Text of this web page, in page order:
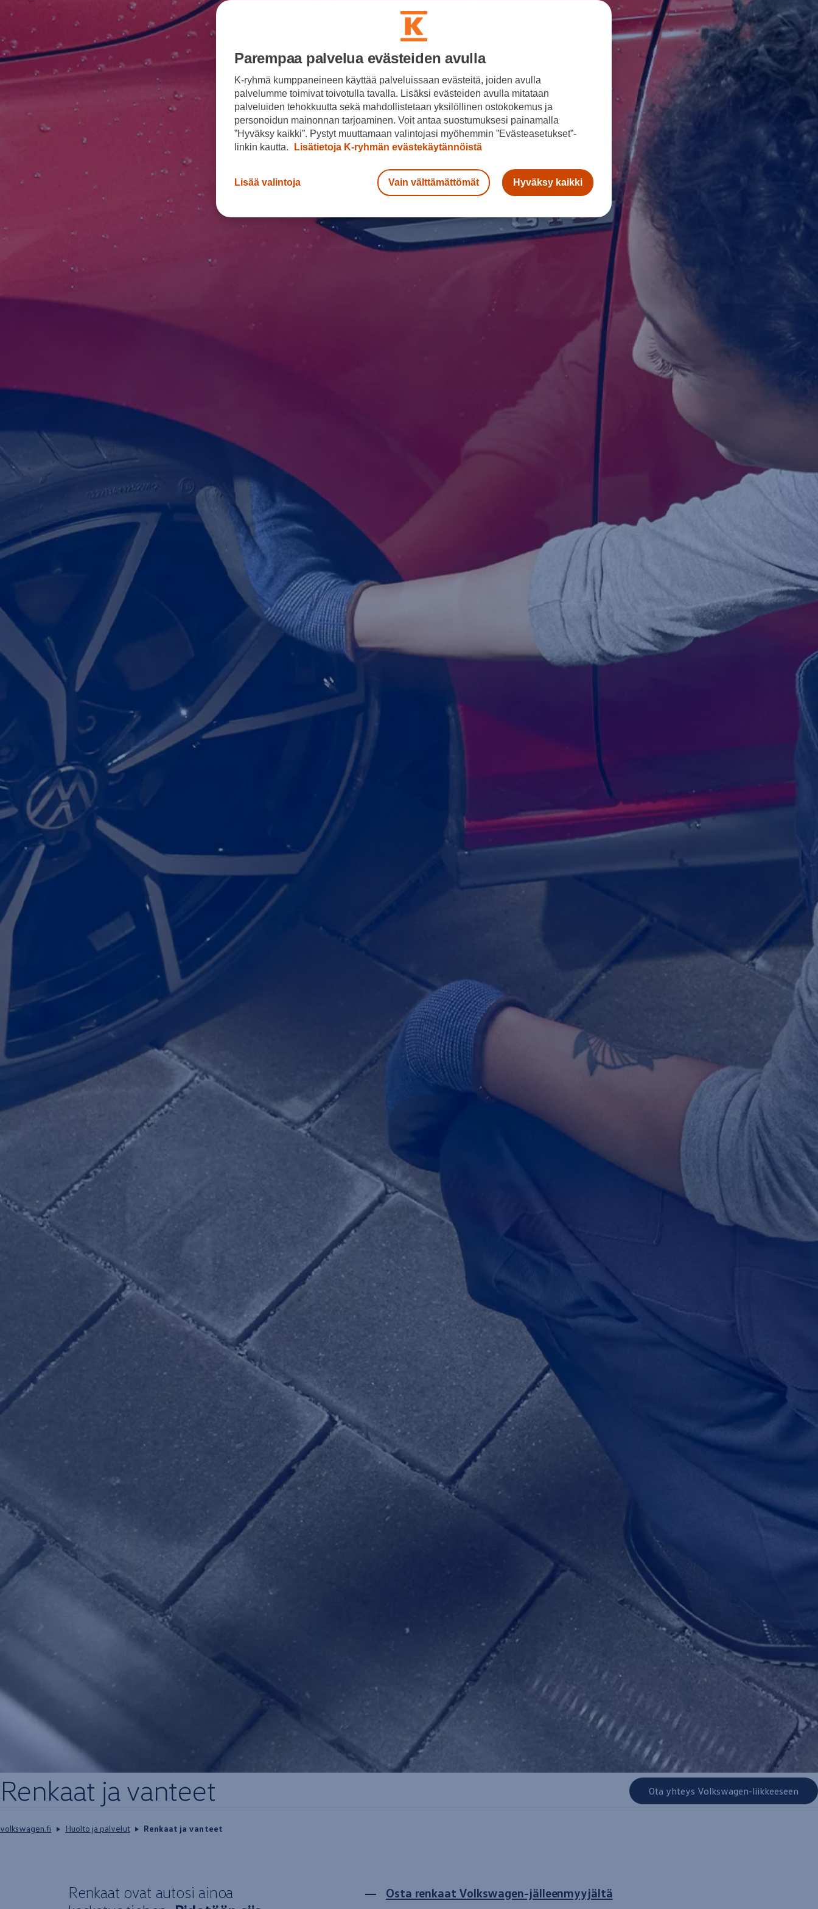
Sähköautot ja hybridit
Huolto ja palvelut
Varaa huolto verkossa
Volkswagen-huolto ja vauriokorjaus
Alkuperäisosat ja lisävarusteet
Huolenpitosopimus
Ohjelmistot ja päivitykset
Ajotietopalvelut Basic ja Fleet
Auton osien kierrätys
Digitaaliset lisäpalvelut
Löydä palveluita mallillesi
Matkapuhelimen ja ajoneuvon yhdistäminen
Päivitykset ohjelmistoihin, karttoihin ja radioon
Volkswagen-sovellukset, kirjautuminen ja kauppa
Käyttöohjekirjat ja käyttövinkit
Yhdistettävyys
myVolkswagen
Volkswagen-tietoa
Tilaa vaatimuksenmukaisuustodistus
Sponsorointi ja jalkapallo
Volkswagen-tarinat
WLTP-kulutusmittaus
Renkaat ja vanteet Ota yhteys Volkswagen-liikkeeseen
volkswagen.fi Huolto ja palvelut Renkaat ja vanteet
Renkaat ovat autosi ainoa
Osta renkaat Volkswagen-jälleenmyyjältä
Parempaa palvelua evästeiden avulla
K-ryhmä kumppaneineen käyttää palveluissaan evästeitä, joiden avulla
palvelumme toimivat toivotulla tavalla. Lisäksi evästeiden avulla mitataan
palveluiden tehokkuutta sekä mahdollistetaan yksilöllinen ostokokemus ja
personoidun mainonnan tarjoaminen. Voit antaa suostumuksesi painamalla
”Hyväksy kaikki”. Pystyt muuttamaan valintojasi myöhemmin ”Evästeasetukset”-
linkin kautta.
Lisätietoja K-ryhmän evästekäytännöistä
Lisää valintoja Vain välttämättömät Hyväksy kaikki